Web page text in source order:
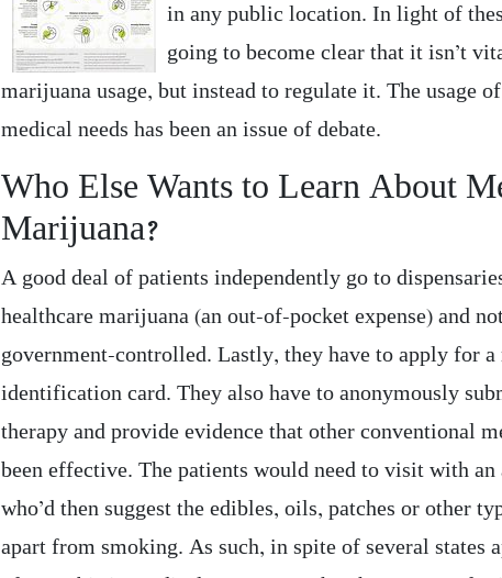
in any public location. In light of
going to become clear that it isn’t
marijuana usage, but instead to regulate it. The usage
medical needs has been an issue of debate.
Who Else Wants to Learn About
Marijuana?
A good deal of patients independently go to
healthcare marijuana (an out-of-pocket expense) and
government-controlled. Lastly, they have to apply for
identification card. They also have to anonymously
therapy and provide evidence that other conventional
been effective. The patients would need to visit with an
who’d then suggest the edibles, oils, patches or other
apart from smoking. As such, in spite of several states